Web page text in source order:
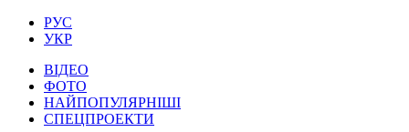
РУС
УКР
ВІДЕО
ФОТО
НАЙПОПУЛЯРНІШІ
СПЕЦПРОЕКТИ